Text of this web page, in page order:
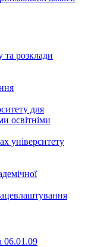
та розклади
для
освітніми
університету
06.01.09